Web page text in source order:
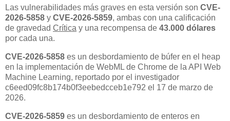
Las vulnerabilidades más graves en esta versión son CVE-
2026-5858 y CVE-2026-5859, ambas con una calificación
de gravedad Crítica y una recompensa de 43.000 dólares
por cada una.
CVE-2026-5858 es un desbordamiento de búfer en el heap
en la implementación de WebML de Chrome de la API Web
Machine Learning, reportado por el investigador
c6eed09fc8b174b0f3eebedcceb1e792 el 17 de marzo de
2026.
CVE-2026-5859 es un desbordamiento de enteros en